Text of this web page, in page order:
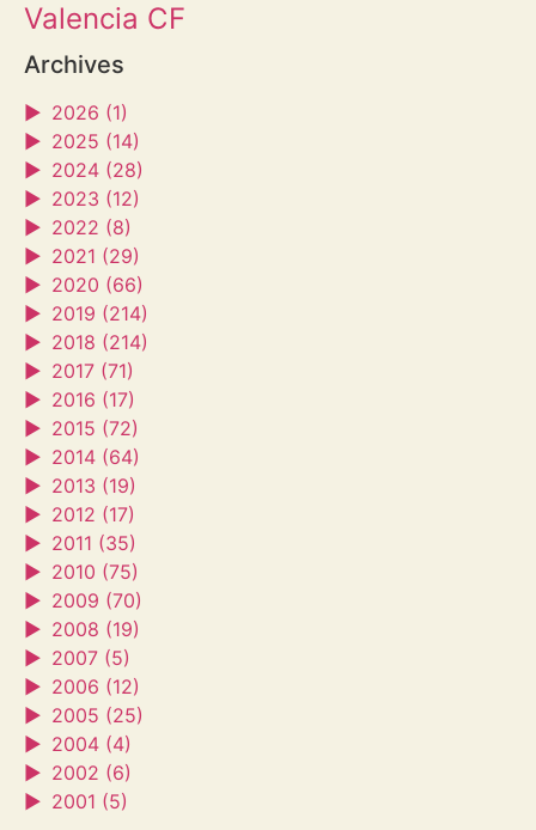
Valencia CF
Archives
► 2026 (1)
► 2025 (14)
► 2024 (28)
► 2023 (12)
► 2022 (8)
► 2021 (29)
► 2020 (66)
► 2019 (214)
► 2018 (214)
► 2017 (71)
► 2016 (17)
► 2015 (72)
► 2014 (64)
► 2013 (19)
► 2012 (17)
► 2011 (35)
► 2010 (75)
► 2009 (70)
► 2008 (19)
► 2007 (5)
► 2006 (12)
► 2005 (25)
► 2004 (4)
► 2002 (6)
► 2001 (5)